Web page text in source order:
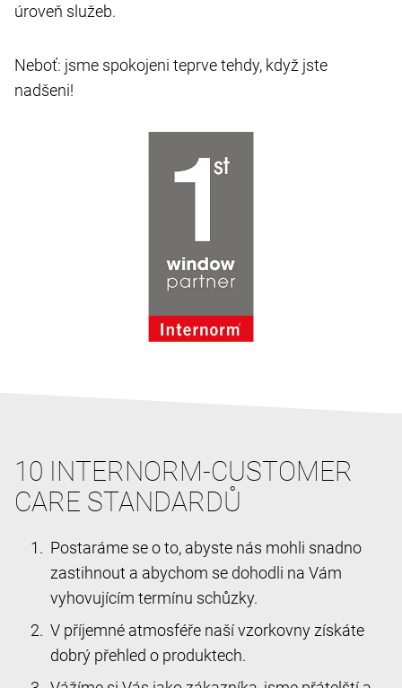
úroveň služeb.
Neboť: jsme spokojeni teprve tehdy, když jste
nadšeni!
10 INTERNORM-CUSTOMER
CARE STANDARDŮ
Postaráme se o to, abyste nás mohli snadno
zastihnout a abychom se dohodli na Vám
vyhovujícím termínu schůzky.
V příjemné atmosféře naší vzorkovny získáte
dobrý přehled o produktech.